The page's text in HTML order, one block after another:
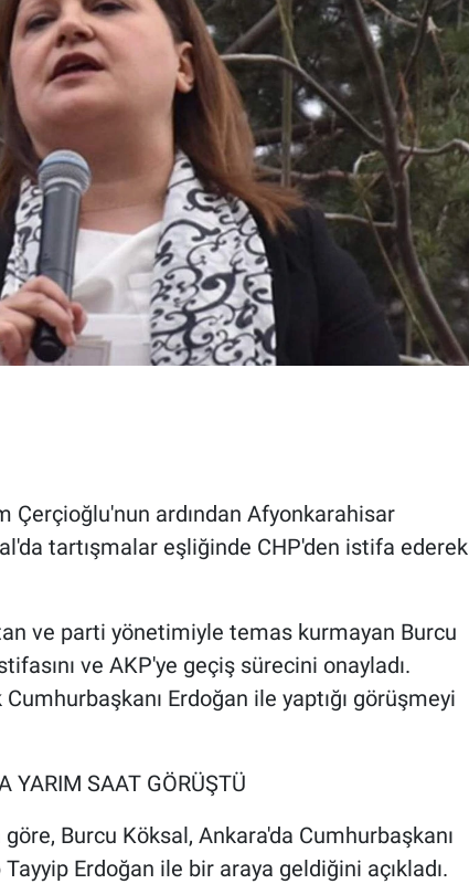
Çerçioğlu'nun ardından Afyonkarahisar
tartışmalar eşliğinde CHP'den istifa ederek
ve parti yönetimiyle temas kurmayan Burcu
ve AKP'ye geçiş sürecini onayladı.
Erdoğan ile yaptığı görüşmeyi
YARIM SAAT GÖRÜŞTÜ
göre, Burcu Köksal, Ankara'da Cumhurbaşkanı
Erdoğan ile bir araya geldiğini açıkladı.